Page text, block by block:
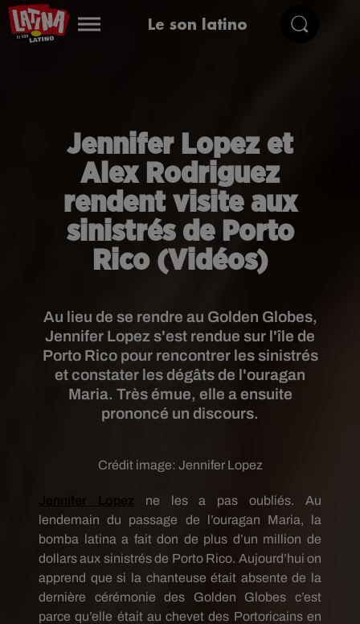
Le son latino
Jennifer Lopez et
Alex Rodriguez
rendent visite aux
sinistrés de Porto
Rico (Vidéos)
Au lieu de se rendre au Golden Globes,
Jennifer Lopez s'est rendue sur l'île de
Porto Rico pour rencontrer les sinistrés
et constater les dégâts de l'ouragan
Maria. Très émue, elle a ensuite
prononcé un discours.
Crédit image: Jennifer Lopez
Jennifer Lopez ne les a pas oubliés.
Au
lendemain du passage de l’ouragan Maria, la
bomba latina a fait don de plus d’un million de
dollars aux sinistrés de Porto Rico. Aujourd’hui on
apprend que si la chanteuse était absente de la
dernière cérémonie des Golden Globes c’est
parce qu’elle était au chevet des Portoricains en